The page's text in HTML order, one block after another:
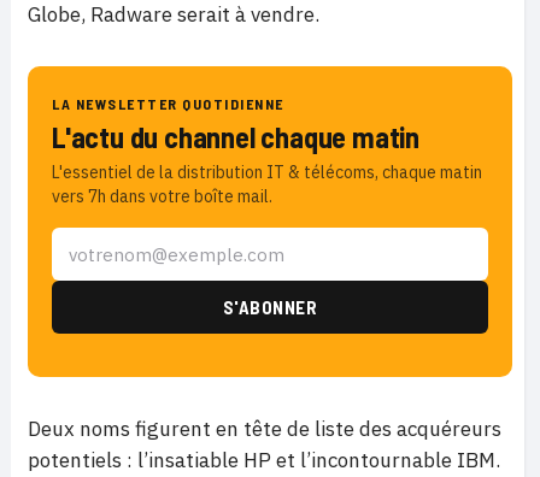
Globe, Radware serait à vendre.
LA NEWSLETTER QUOTIDIENNE
L'actu du channel chaque matin
L'essentiel de la distribution IT & télécoms, chaque matin
vers 7h dans votre boîte mail.
Deux noms figurent en tête de liste des acquéreurs
potentiels : l’insatiable HP et l’incontournable IBM.